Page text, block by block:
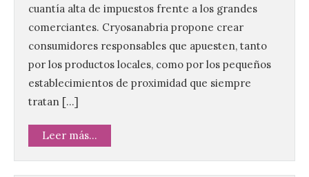
cuantía alta de impuestos frente a los grandes
comerciantes. Cryosanabria propone crear
consumidores responsables que apuesten, tanto
por los productos locales, como por los pequeños
establecimientos de proximidad que siempre
tratan […]
Leer más...